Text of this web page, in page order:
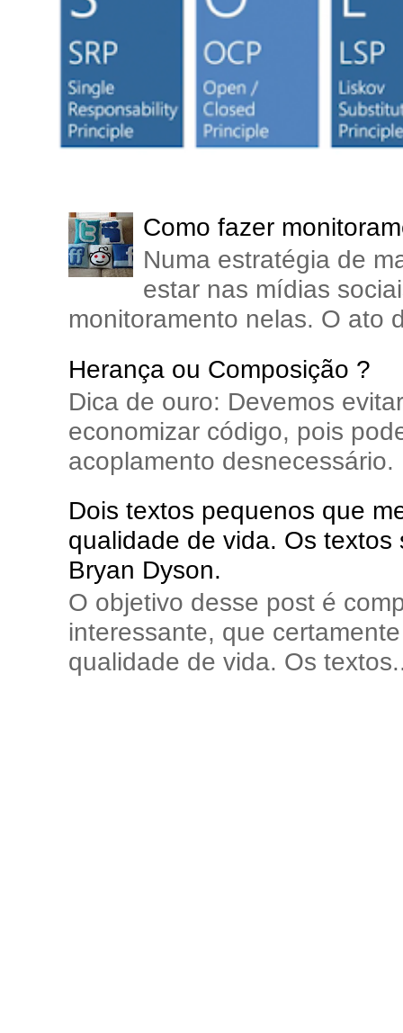
Como fazer
Numa estratégia de
estar nas mídias
monitoramento nelas. O ato
Herança ou Composição ?
Dica de ouro: Devemos
economizar código, pois
acoplamento
Dois textos pequenos que
qualidade de vida. Os
Bryan Dyson.
O objetivo desse post é
interessante, que
qualidade de vida. Os